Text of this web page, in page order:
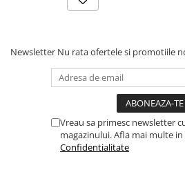
Markere permanente
Pixuri si rezerve
Produse Craft
Ghiozdane si genti scolare
Genti laptop
Newsletter Nu rata ofertele si promotiile
Vreau sa primesc newsletter
magazinului. Afla mai multe in
Confidentialitate